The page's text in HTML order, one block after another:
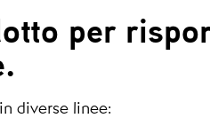
per
diverse linee: